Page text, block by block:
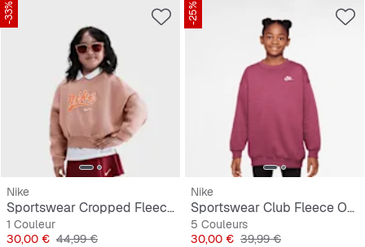
-33%
Nike
Sportswear Cropped Fleece Sweatshirt
1 Couleur
Prix
30,00 € Prix original
44,99 €
-25%
Nike
Sportswear Club Fleece Oversized Crew
5 Couleurs
Prix
30,00 € Prix original
39,99 €